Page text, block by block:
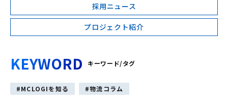
採用ニュース
プロジェクト紹介
KEYWORD キーワード/タグ
MCLOGIを知る 物流コラム